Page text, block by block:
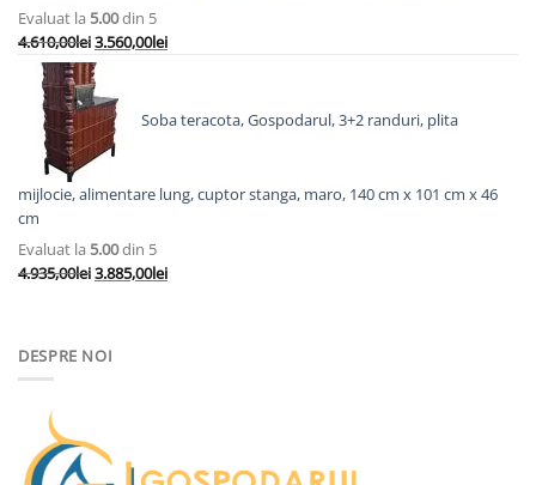
Evaluat la 5.00din 5
4.610,00leiPrețul
inițial
a
fost:
4.610,00lei.
3.560,00leiPrețul
3.560,00lei.
Soba teracota, Gospodarul, 3+2 randuri, plita
mijlocie, alimentare lung, cuptor stanga, maro, 140 cm x 101 cm x 46
cm
Evaluat la 5.00din 5
4.935,00leiPrețul
4.935,00lei.
3.885,00leiPrețul
DESPRE NOI